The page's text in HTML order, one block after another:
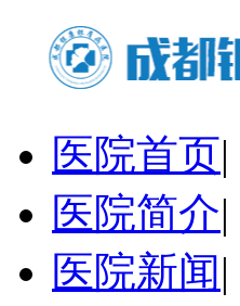
医院首页|
医院简介|
医院新闻|